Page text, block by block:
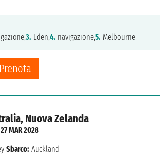
Prenota
3. Eden,4. navigazione,5. Melbourne
Nuova Zelanda
27 MAR 2028
Sbarco: Auckland